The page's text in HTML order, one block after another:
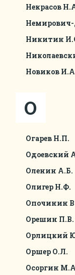
Некрасов
Немирович-
Никитин
Новиков
О
Огарев Н.П.
Одоевский
Оленин А.Б.
Олигер Н.Ф.
Опочинин
Орешин П.В.
Орлицкий
Оршер О.Л.
Осоргин